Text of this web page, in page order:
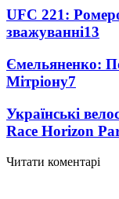
UFC 221:
зважуванні13
Ємельяненко:
Мітріону7
Українські
Race Horizon
Читати коментарі